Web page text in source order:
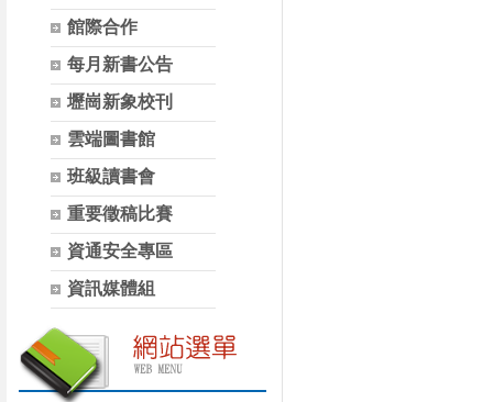
館際合作
每月新書公告
壢崗新象校刊
雲端圖書館
班級讀書會
重要徵稿比賽
資通安全專區
資訊媒體組